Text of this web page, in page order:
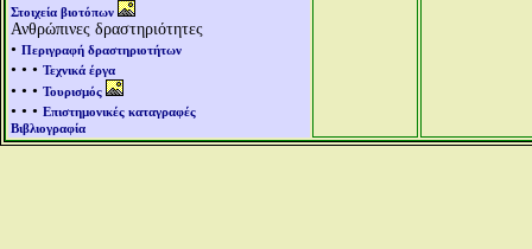
Στοιχεία βιοτόπων
Ανθρώπινες δραστηριότητες
• Περιγραφή δραστηριοτήτων
• • • Τεχνικά έργα
• • • Τουρισμός
• • • Επιστημονικές καταγραφές
Βιβλιογραφία